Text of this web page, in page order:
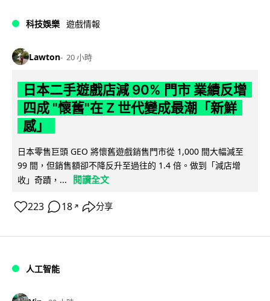
科技娛樂 遊戲情報
Lawton 20 小時
日本二手遊戲店減 90% 門市 業績反增
四成 "懷舊"在 Z 世代變成最潮「新鮮
感」
日本零售巨頭 GEO 將懷舊遊戲銷售門市從 1,000 間大幅減至
99 間，但銷售額卻不降反升至過往的 1.4 倍。做到「減店增
收」奇蹟，...
閱讀全文
223 18 ↗ 分享
人工智能